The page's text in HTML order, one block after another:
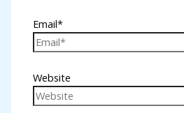
Email*
Website